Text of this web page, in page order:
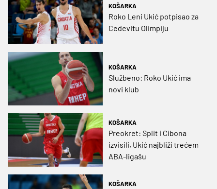
KOŠARKA
Roko Leni Ukić potpisao za
Cedevitu Olimpiju
KOŠARKA
Službeno: Roko Ukić ima
novi klub
KOŠARKA
Preokret: Split i Cibona
izvisili, Ukić najbliži trećem
ABA-ligašu
KOŠARKA